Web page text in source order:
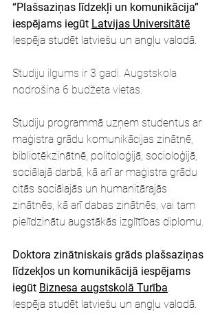
“Plašsaziņas līdzekļi un komunikācija”
iespējams iegūt Latvijas Universitātē.
Iespēja studēt latviešu un angļu valodā.
Studiju ilgums ir 3 gadi. Augstskola
nodrošina 6 budžeta vietas.
Studiju programmā uzņem studentus ar
maģistra grādu komunikācijas zinātnē,
bibliotēkzinātnē, politoloģijā, socioloģijā,
sociālajā darbā, kā arī ar maģistra grādu
citās sociālajās un humanitārajās
zinātnēs, kā arī dabas zinātnēs, vai tam
pielīdzinātu augstākās izglītības diplomu.
Doktora zinātniskais grāds plašsaziņas
līdzekļos un komunikācijā iespējams
iegūt Biznesa augstskolā Turība.
Iespēja studēt latviešu un angļu valodā.